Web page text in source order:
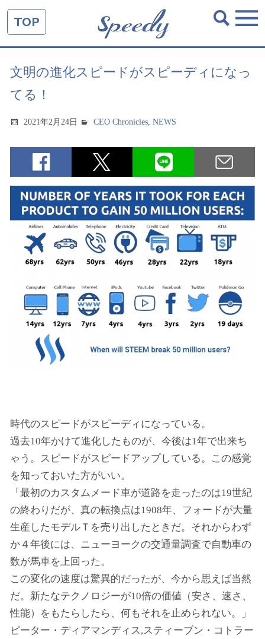
TOP
文明の進化スピードがスピーディになっ
てる！
2021年2月24日 CEO Chronicles,NEWS
時代のスピードがスピーディになっている。
過去10年かけて進化したものが、今後は1年で出来ち
ゃう。スピードがスピードアップしている。この感覚
を知っておいた方がいい。
「最初のカスタムメード車が道路を走ったのは19世紀
の終わりだが、真の転換点は1908年、フォードが大量
生産したモデルＴを売り出したときだ。それからわず
か４年後には、ニューヨークの交通量調査で自動車の
数が馬車を上回った。
この変化の速度は驚異的だったが、今から思えば当然
だ。新たなテクノロジーが10倍の価値（安さ、速さ、
性能）をもたらしたら、何もそれを止められない。」
ピーター・ディアマンディス,スティーブン・コトラー